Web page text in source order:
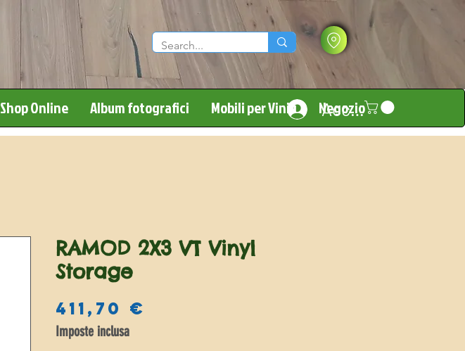
Shop Online Album fotografici Mobili per Vinili Negozio
Accedi
RAMOD 2X3 VT Vinyl
Storage
411,70 €
Imposte inclusa